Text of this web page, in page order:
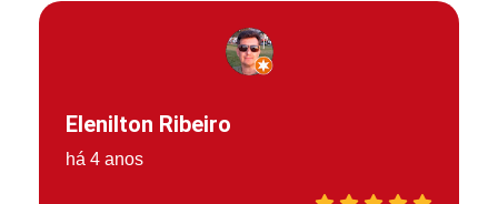
Elenilton Ribeiro
há 4 anos